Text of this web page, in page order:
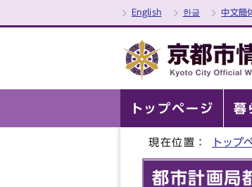
English 한글 中文簡
トップページ 暮
現在位置： トップ
都市計画局